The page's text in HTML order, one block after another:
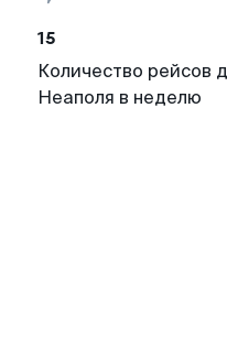
15
Количество рейсов
Неаполя в неделю